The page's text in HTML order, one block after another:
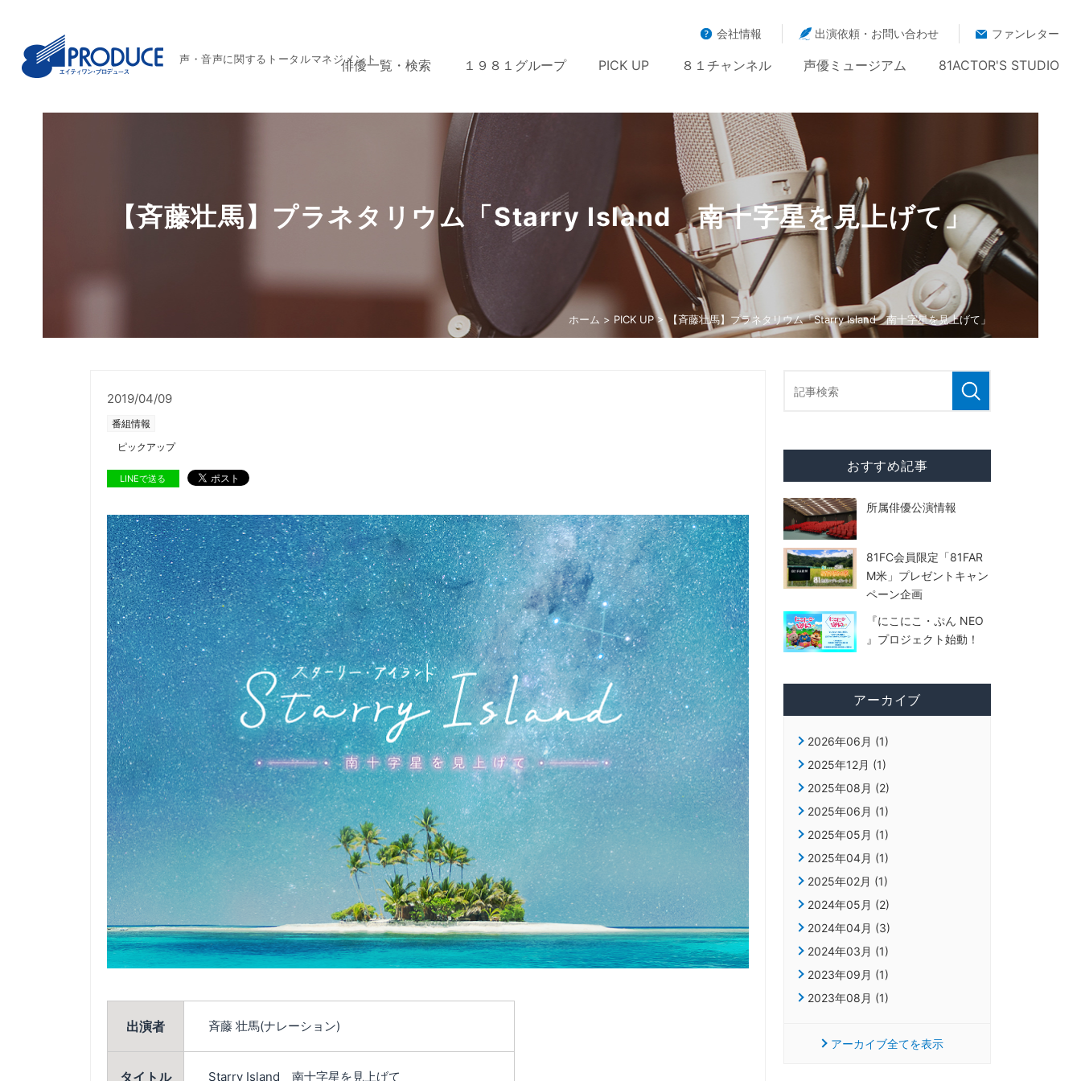
声・音声に関するトータルマネジメント
会社情報 出演依頼・お問い合わせ ファンレター
俳優一覧・検索 １９８１グループ PICK UP ８１チャンネル 声優ミュージアム 81ACTOR'S STUDIO
【斉藤壮馬】プラネタリウム「Starry Island 南十字星を見上げて」
ホーム > PICK UP> 【斉藤壮馬】プラネタリウム「Starry Island 南十字星を見上げて」
2019/04/09
番組情報
ピックアップ
LINEで送る
出演者 斉藤 壮馬(ナレーション)
タイトル Starry Island 南十字星を見上げて
おすすめ記事
所属俳優公演情報
81FC会員限定「81FAR
M米」プレゼントキャン
ペーン企画
『にこにこ・ぷん NEO
』プロジェクト始動！
アーカイブ
2026年06月 (1)
2025年12月 (1)
2025年08月 (2)
2025年06月 (1)
2025年05月 (1)
2025年04月 (1)
2025年02月 (1)
2024年05月 (2)
2024年04月 (3)
2024年03月 (1)
2023年09月 (1)
2023年08月 (1)
アーカイブ全てを表示